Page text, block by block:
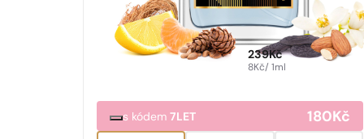
239Kč
8Kč/ 1ml
s kódem7LET 180Kč